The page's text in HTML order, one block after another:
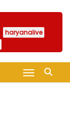
haryanalive